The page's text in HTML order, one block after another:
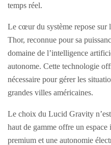
temps réel.
Le cœur du système repose
Thor, reconnue pour sa
domaine de l’intelligence
autonome. Cette technologie
nécessaire pour gérer les
grandes villes américaines.
Le choix du Lucid Gravity
haut de gamme offre un
premium et une autonomie